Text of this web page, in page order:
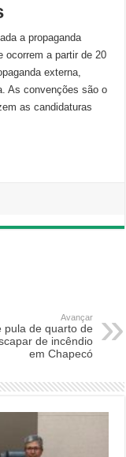
a propaganda
ocorrem a partir de 20
externa,
As convenções são o
as candidaturas
Avançar
pula de quarto de
de incêndio
em Chapecó